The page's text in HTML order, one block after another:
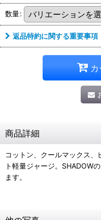
数量:
返品特約に関する重要事項
商品詳細
コットン、クールマックス
ト軽量ジャージ。SHADOW
ます。